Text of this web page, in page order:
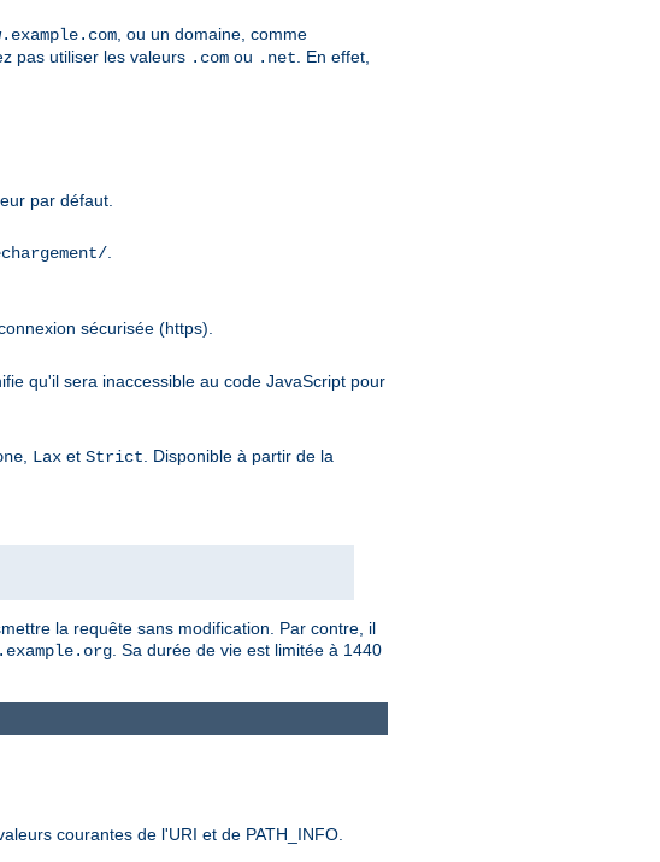
, ou un domaine, comme
pas utiliser les valeurs .com ou .net . En effet,
par défaut.
sécurisée (https).
qu'il sera inaccessible au code JavaScript pour
Lax et Strict . Disponible à partir de la
la requête sans modification. Par contre, il
.example.org . Sa durée de vie est limitée à 1440
courantes de l'URI et de PATH_INFO.